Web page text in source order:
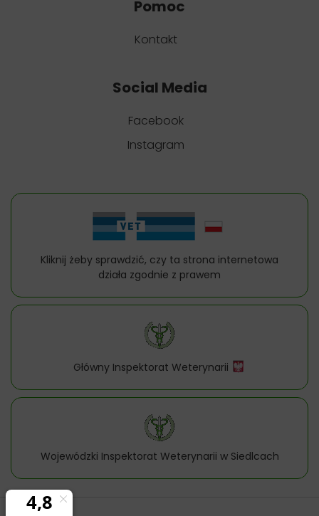
Pomoc
Kontakt
Social Media
Facebook
Instagram
Kliknij żeby sprawdzić, czy ta strona internetowa
działa zgodnie z prawem
Główny Inspektorat Weterynarii
Wojewódzki Inspektorat Weterynarii w Siedlcach